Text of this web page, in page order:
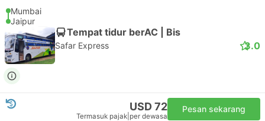
Mumbai
Jaipur
Tempat tidur berAC | Bis
Safar Express 3.0
USD 72
Termasuk pajak per dewasa
Pesan sekarang